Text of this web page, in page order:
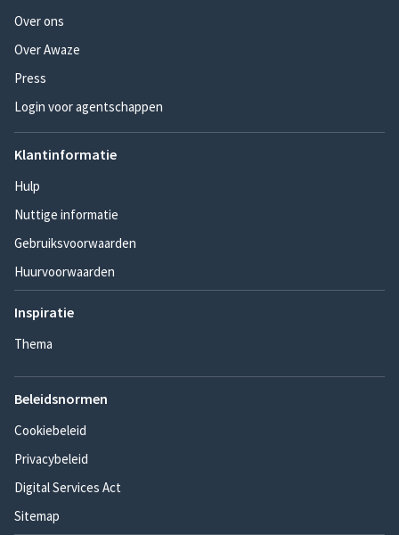
Over ons
Over Awaze
Press
Login voor agentschappen
Klantinformatie
Hulp
Nuttige informatie
Gebruiksvoorwaarden
Huurvoorwaarden
Inspiratie
Thema
Beleidsnormen
Cookiebeleid
Privacybeleid
Digital Services Act
Sitemap